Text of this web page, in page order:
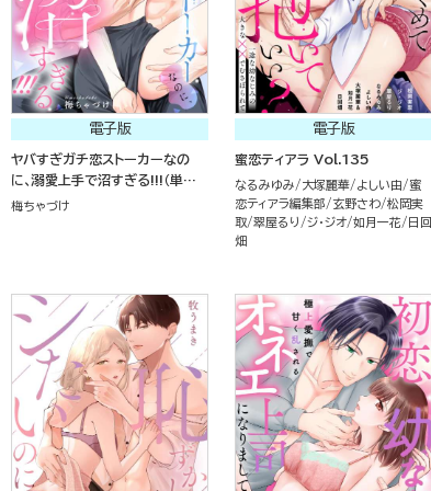
電子版
ヤバすぎガチ恋ストーカーなの
に、溺愛上手で沼すぎる!!!（単話
版）
梅ちゃづけ
電子版
蜜恋ティアラ Vol.135
なるみゆみ 大塚麗華 よしい由
蜜
恋ティアラ編集部
玄野さわ 松岡実
取 翠屋るり ジ・ジオ 如月一花
日回
畑